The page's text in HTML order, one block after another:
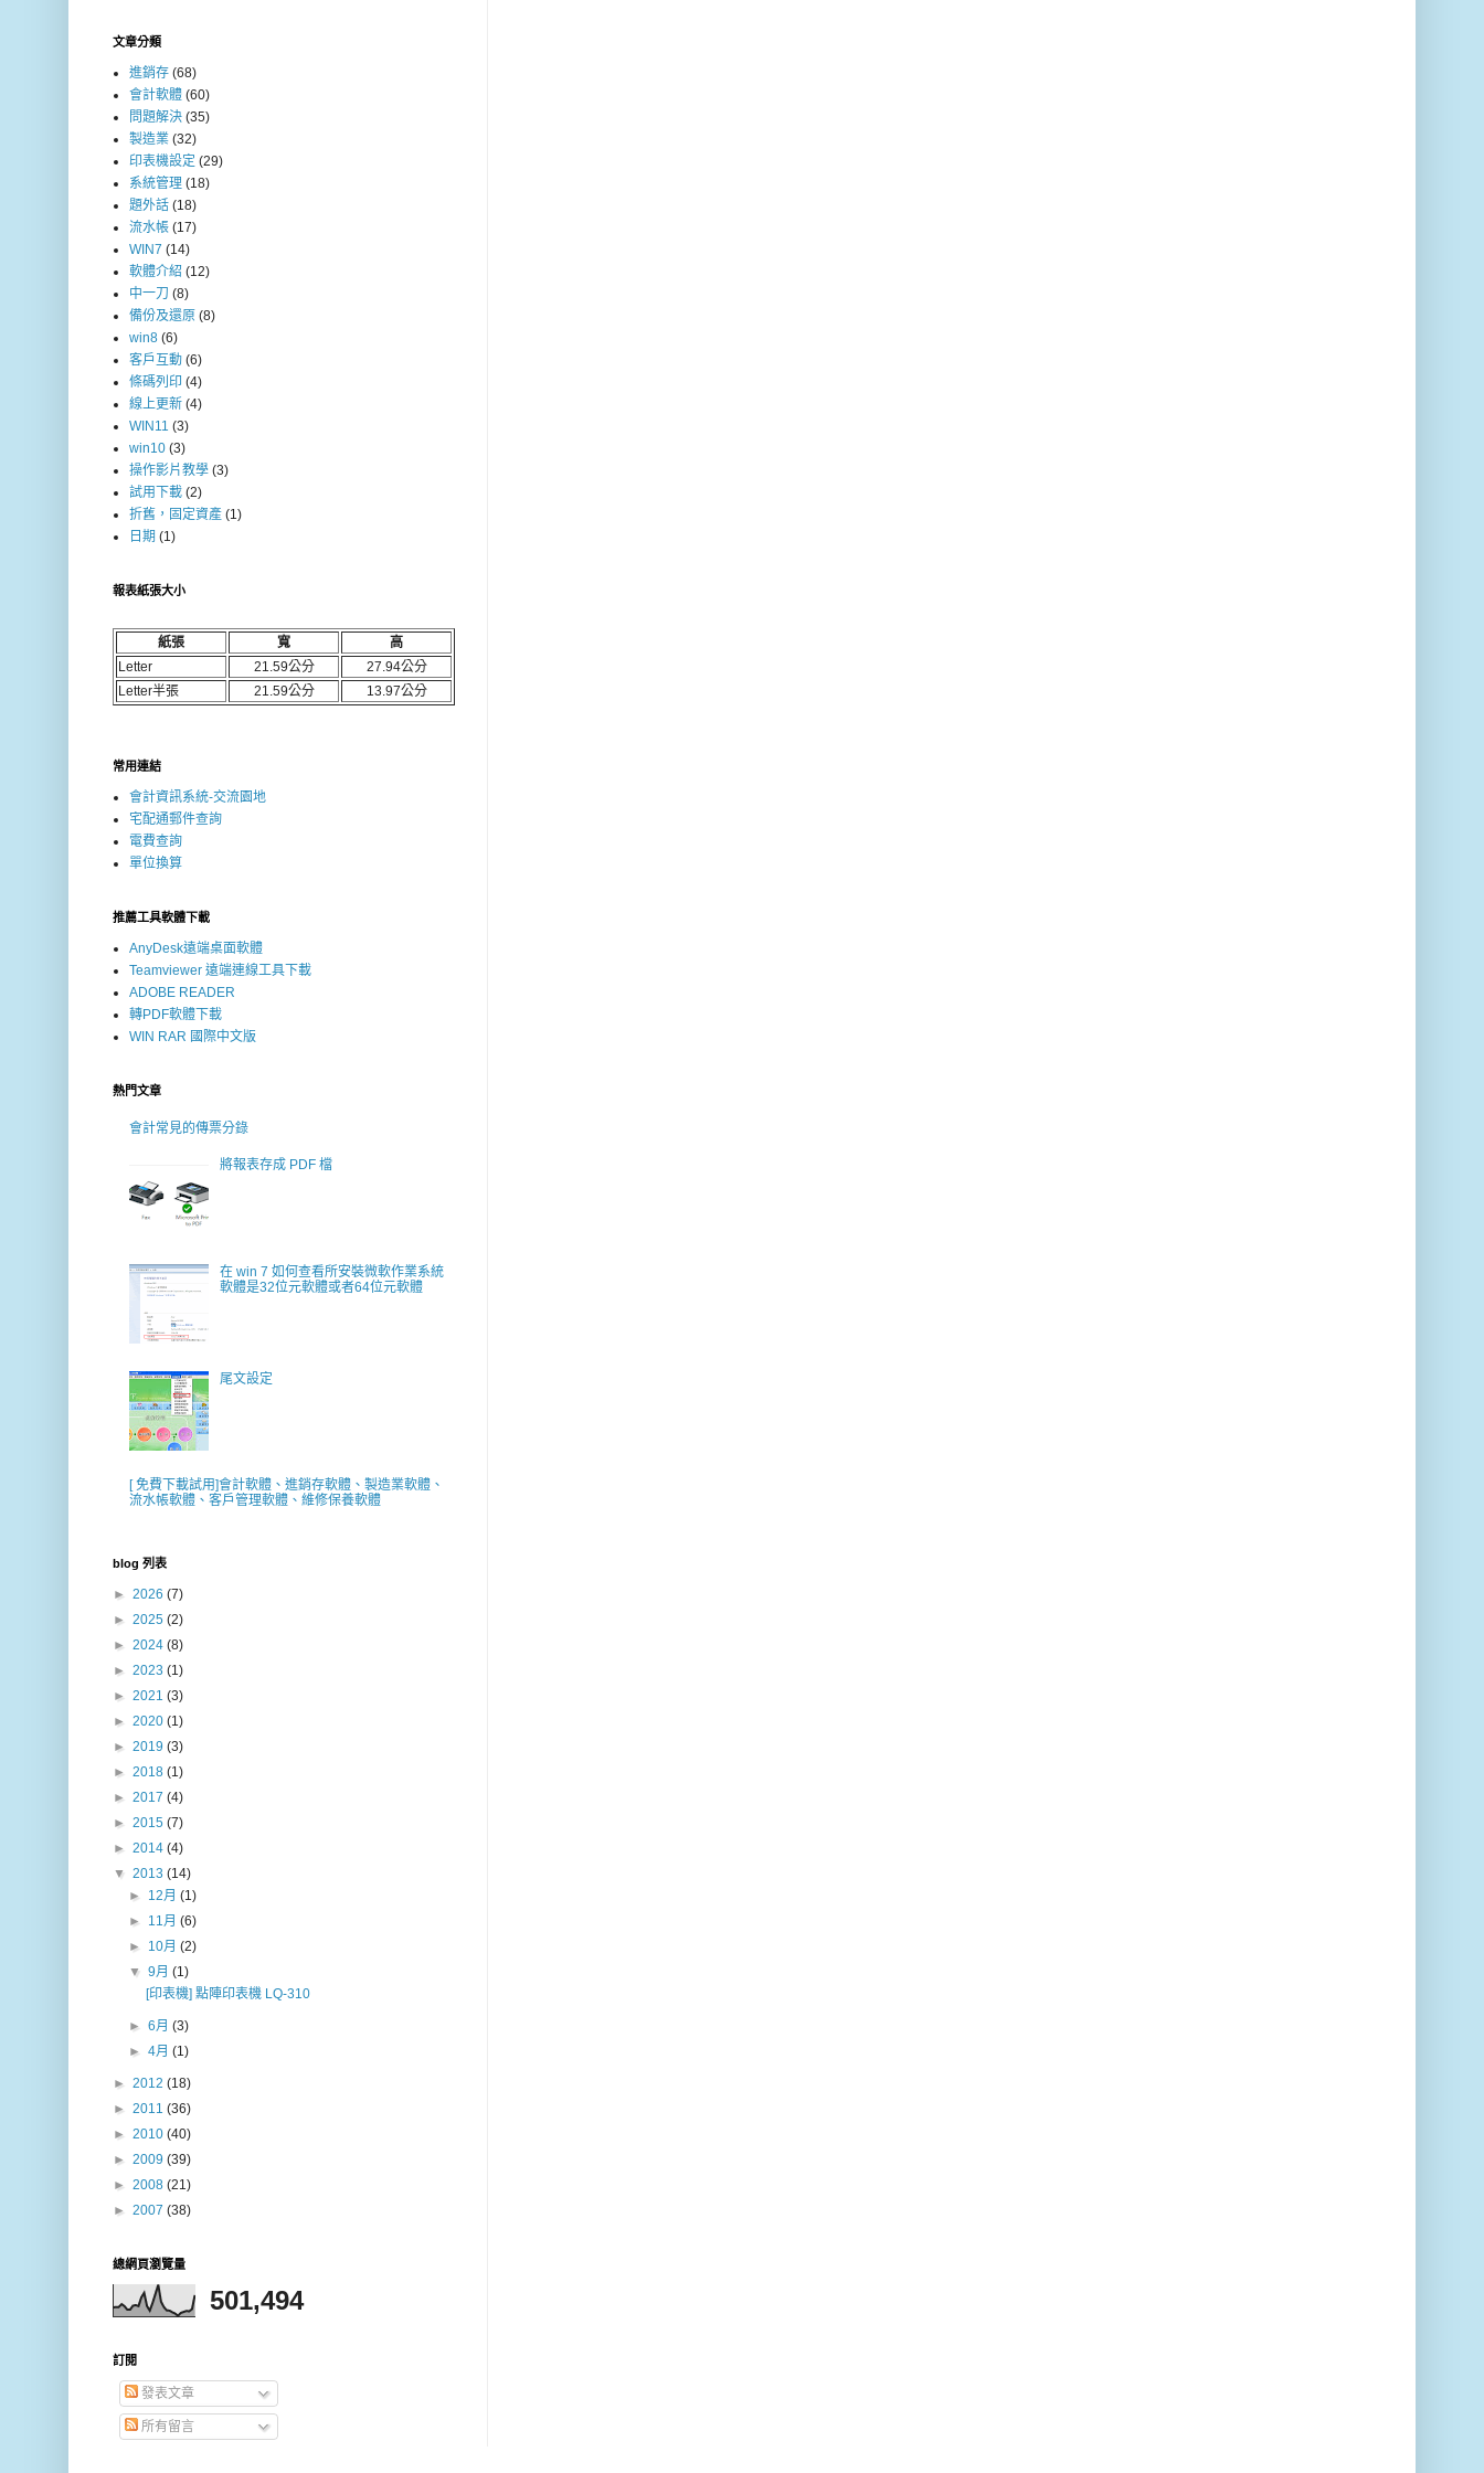
文章分類
進銷存 (68)
會計軟體 (60)
問題解決 (35)
製造業 (32)
印表機設定 (29)
系統管理 (18)
題外話 (18)
流水帳 (17)
WIN7 (14)
軟體介紹 (12)
中一刀 (8)
備份及還原 (8)
win8 (6)
客戶互動 (6)
條碼列印 (4)
線上更新 (4)
WIN11 (3)
win10 (3)
操作影片教學 (3)
試用下載 (2)
折舊，固定資產 (1)
日期 (1)
報表紙張大小
紙張 寬
高
Letter
21.59公分
27.94公分
Letter半張
21.59公分 13.97公分
常用連結
會計資訊系統-交流園地
宅配通郵件查詢
電費查詢
單位換算
推薦工具軟體下載
AnyDesk遠端桌面軟體
Teamviewer 遠端連線工具下載
ADOBE READER
轉PDF軟體下載
WIN RAR 國際中文版
熱門文章
會計常見的傳票分錄
將報表存成 PDF 檔
在 win 7 如何查看所安裝微軟作業系統
軟體是32位元軟體或者64位元軟體
尾文設定
[ 免費下載試用]會計軟體、進銷存軟體、製造業軟體、
流水帳軟體、客戶管理軟體、維修保養軟體
blog 列表
► 2026 (7)
► 2025 (2)
► 2024 (8)
► 2023 (1)
► 2021 (3)
► 2020 (1)
► 2019 (3)
► 2018 (1)
► 2017 (4)
► 2015 (7)
► 2014 (4)
▼ 2013 (14)
► 12月(1)
► 11月(6)
► 10月(2)
▼9月(1)
[印表機] 點陣印表機 LQ-310
►6月(3)
►4月(1)
► 2012 (18)
► 2011 (36)
► 2010 (40)
► 2009 (39)
► 2008 (21)
► 2007 (38)
總網頁瀏覽量
501,494
訂閱
發表文章
所有留言